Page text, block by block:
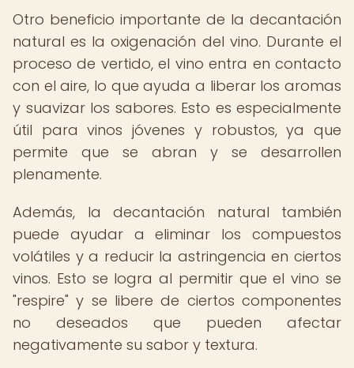
Otro beneficio importante de la decantación
natural es la oxigenación del vino. Durante el
proceso de vertido, el vino entra en contacto
con el aire, lo que ayuda a liberar los aromas
y suavizar los sabores. Esto es especialmente
útil para vinos jóvenes y robustos, ya que
permite que se abran y se desarrollen
plenamente.
Además, la decantación natural también
puede ayudar a eliminar los compuestos
volátiles y a reducir la astringencia en ciertos
vinos. Esto se logra al permitir que el vino se
"respire" y se libere de ciertos componentes
no deseados que pueden afectar
negativamente su sabor y textura.